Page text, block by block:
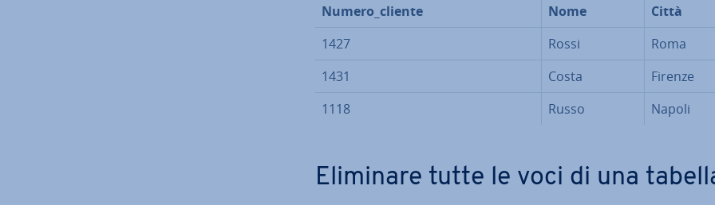
Numero_cliente Nome
Città
1427
Rossi
Roma
1431
Costa
Firenze
1118
Russo Napoli
Eliminare tutte le voci di una